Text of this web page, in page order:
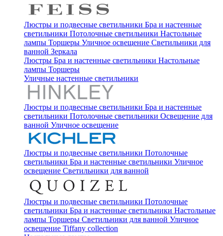
Люстры и подвесные светильники Бра и настенные
светильники Потолочные светильники Настольные
лампы Торшеры Уличное освещение Светильники для
ванной Зеркала
Люстры Бра и настенные светильники Настольные
лампы Торшеры
Уличные настенные светильники
Люстры и подвесные светильники Бра и настенные
светильники Потолочные светильники Освещение для
ванной Уличное освещение
Люстры и подвесные светильники Потолочные
светильники Бра и настенные светильники Уличное
освещение Светильники для ванной
Люстры и подвесные светильники Потолочные
светильники Бра и настенные светильники Настольные
лампы Торшеры Светильники для ванной Уличное
освещение Tiffany collection